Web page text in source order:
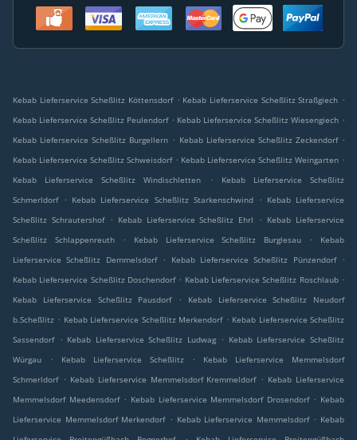
Kebab Lieferservice Scheßlitz Köttensdorf . Kebab Lieferservice Scheßlitz Straßgiech .
Kebab Lieferservice Scheßlitz Peulendorf . Kebab Lieferservice Scheßlitz Wiesengiech .
Kebab Lieferservice Scheßlitz Burgellern . Kebab Lieferservice Scheßlitz Zeckendorf .
Kebab Lieferservice Scheßlitz Schweisdorf . Kebab Lieferservice Scheßlitz Weingarten .
Kebab Lieferservice Scheßlitz Windischletten
.
Kebab Lieferservice Scheßlitz
Schmerldorf
. Kebab Lieferservice Scheßlitz Starkenschwind . Kebab Lieferservice
Scheßlitz Schrautershof
. Kebab Lieferservice Scheßlitz Ehrl . Kebab Lieferservice
Scheßlitz Schlappenreuth
. Kebab Lieferservice Scheßlitz Burglesau .
Kebab
Lieferservice Scheßlitz Demmelsdorf
. Kebab Lieferservice Scheßlitz Pünzendorf
.
Kebab Lieferservice Scheßlitz Doschendorf . Kebab Lieferservice Scheßlitz Roschlaub .
Kebab Lieferservice Scheßlitz Pausdorf
.
Kebab Lieferservice Scheßlitz Neudorf
b.Scheßlitz . Kebab Lieferservice Scheßlitz Merkendorf . Kebab Lieferservice Scheßlitz
Sassendorf
. Kebab Lieferservice Scheßlitz Ludwag . Kebab Lieferservice Scheßlitz
Würgau
. Kebab Lieferservice Scheßlitz .
Kebab Lieferservice Memmelsdorf
Schmerldorf . Kebab Lieferservice Memmelsdorf Kremmeldorf . Kebab Lieferservice
Memmelsdorf Meedensdorf . Kebab Lieferservice Memmelsdorf Drosendorf . Kebab
Lieferservice Memmelsdorf Merkendorf . Kebab Lieferservice Memmelsdorf . Kebab
.